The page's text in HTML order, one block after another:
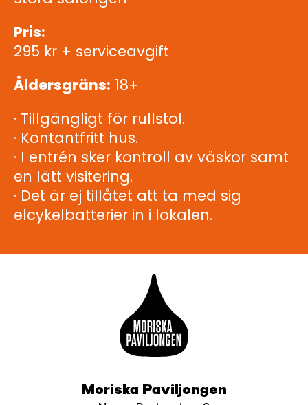
Pris:
295 kr + serviceavgift
Åldersgräns: 18+
· Tillgängligt för rullstol.
· Kontantfritt hus.
· I entrén sker kontroll av väskor samt
en lätt visitering.
· Det är ej tillåtet att ta med sig
elcykelbatterier in i lokalen.
Moriska Paviljongen